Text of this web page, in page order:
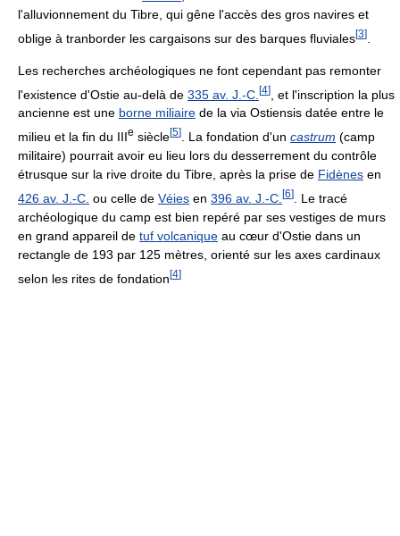
l'alluvionnement du Tibre, qui gêne l'accès des gros navires et
oblige à tranborder les cargaisons sur des barques fluviales[3]
Les recherches archéologiques ne font cependant pas remonter
l'existence d'Ostie au-delà de 335 av. J.-C. [4]
, et l'inscription la plus
ancienne est une borne miliaire de la via Ostiensis datée entre le
milieu et la fin du IIIe siècle[5] . La fondation d'un castrum (camp
militaire) pourrait avoir eu lieu lors du desserrement du contrôle
étrusque sur la rive droite du Tibre, après la prise de Fidènes en
426 av. J.-C. ou celle de Véies en 396 av. J.-C. [6]
. Le tracé
archéologique du camp est bien repéré par ses vestiges de murs
en grand appareil de tuf volcanique au cœur d'Ostie dans un
rectangle de 193 par 125 mètres, orienté sur les axes cardinaux
selon les rites de fondation[4]